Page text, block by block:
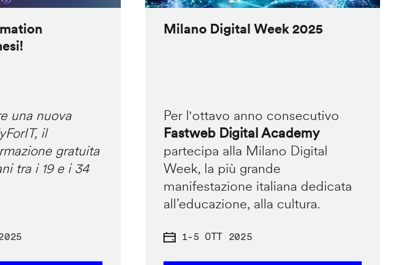
una nuova
il
gratuita
tra i 19 e i 34
Milano Digital Week 2025
Per l'ottavo anno consecutivo
Fastweb Digital Academy
partecipa alla Milano Digital
Week, la più grande
manifestazione italiana dedicata
all’educazione, alla cultura.
1-5 OTT 2025